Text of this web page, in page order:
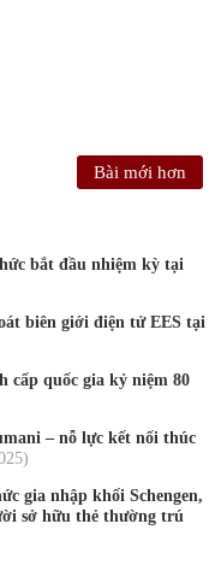
Bài mới hơn
bắt đầu nhiệm kỳ tại
biên giới điện tử EES tại
cấp quốc gia kỷ niệm 80
– nỗ lực kết nối thúc
gia nhập khối Schengen,
sở hữu thẻ thường trú